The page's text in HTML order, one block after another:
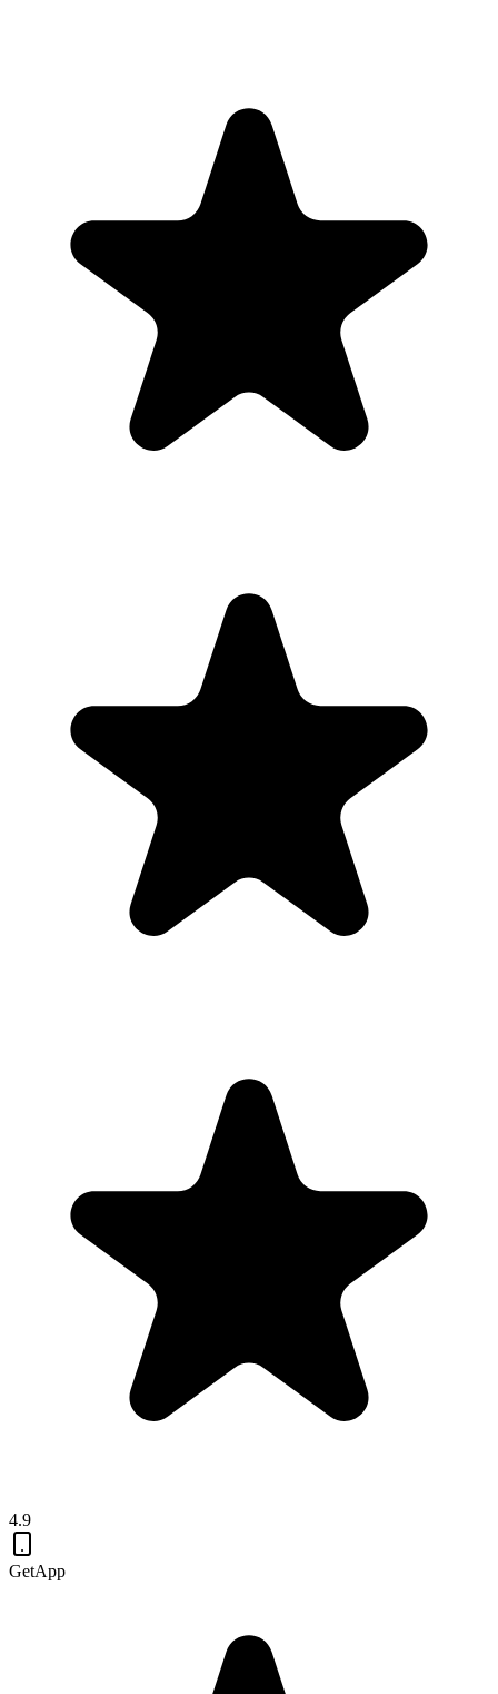
4.9
GetApp